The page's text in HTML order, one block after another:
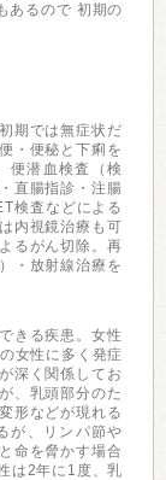
あるので 初期の
期では無症状だ
・便秘と下痢を
便潜血検査（検
直腸指診・注腸
検査などによる
内視鏡治療も可
るがん切除。再
・放射線治療を
きる疾患。女性
女性に多く発症
深く関係してお
、乳頭部分のた
形などが現れる
が、リンパ節や
命を脅かす場合
は2年に1度、乳